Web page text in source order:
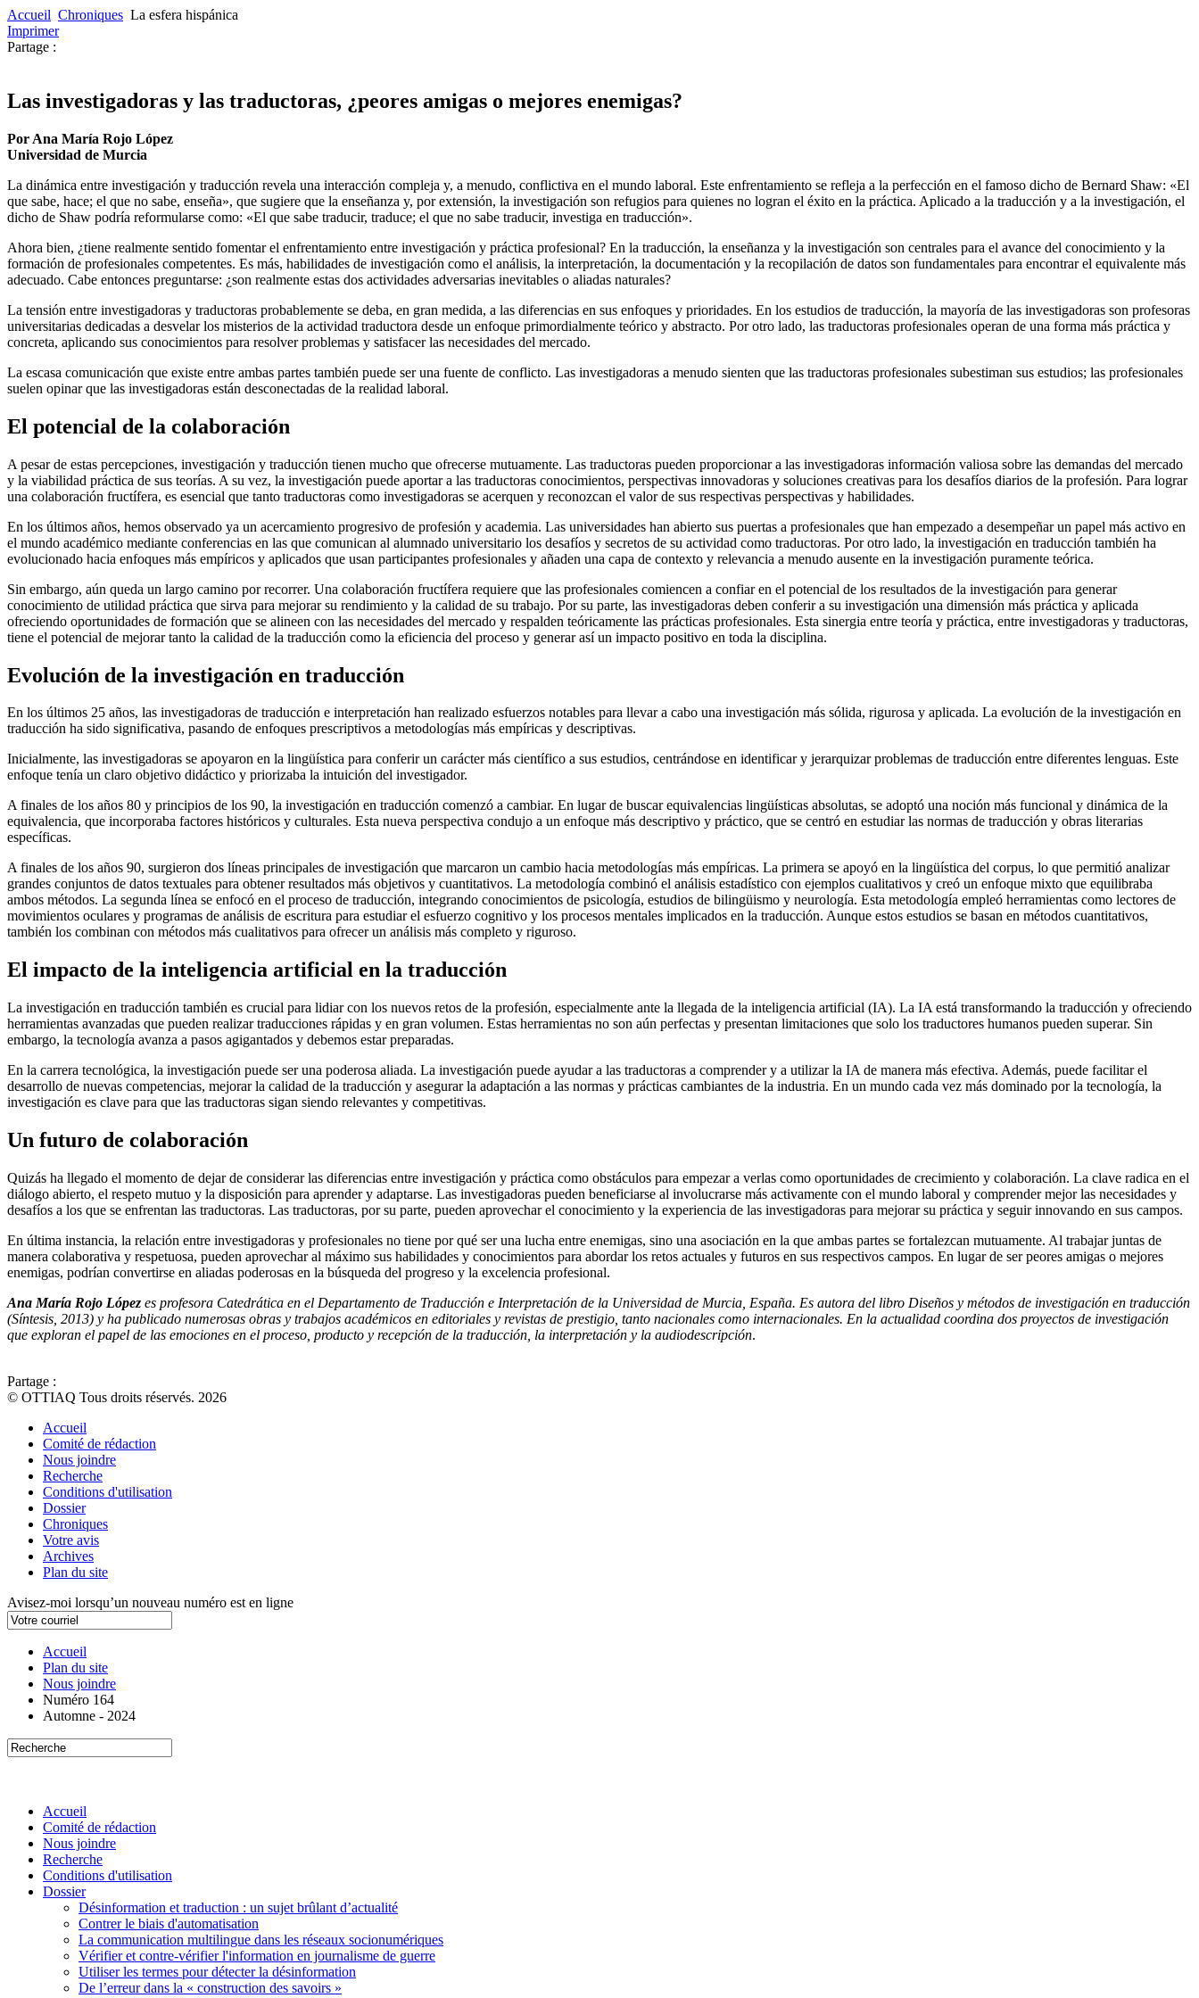
Accueil Chroniques La esfera hispánica
Imprimer
Partage :
Las investigadoras y las traductoras, ¿peores amigas o mejores enemigas?
Por Ana María Rojo López
Universidad de Murcia
La dinámica entre investigación y traducción revela una interacción compleja y, a menudo, conflictiva en el mundo laboral. Este enfrentamiento se refleja a la perfección en el famoso dicho de Bernard Shaw: «El
que sabe, hace; el que no sabe, enseña», que sugiere que la enseñanza y, por extensión, la investigación son refugios para quienes no logran el éxito en la práctica. Aplicado a la traducción y a la investigación, el
dicho de Shaw podría reformularse como: «El que sabe traducir, traduce; el que no sabe traducir, investiga en traducción».
Ahora bien, ¿tiene realmente sentido fomentar el enfrentamiento entre investigación y práctica profesional? En la traducción, la enseñanza y la investigación son centrales para el avance del conocimiento y la
formación de profesionales competentes. Es más, habilidades de investigación como el análisis, la interpretación, la documentación y la recopilación de datos son fundamentales para encontrar el equivalente más
adecuado. Cabe entonces preguntarse: ¿son realmente estas dos actividades adversarias inevitables o aliadas naturales?
La tensión entre investigadoras y traductoras probablemente se deba, en gran medida, a las diferencias en sus enfoques y prioridades. En los estudios de traducción, la mayoría de las investigadoras son profesoras
universitarias dedicadas a desvelar los misterios de la actividad traductora desde un enfoque primordialmente teórico y abstracto. Por otro lado, las traductoras profesionales operan de una forma más práctica y
concreta, aplicando sus conocimientos para resolver problemas y satisfacer las necesidades del mercado.
La escasa comunicación que existe entre ambas partes también puede ser una fuente de conflicto. Las investigadoras a menudo sienten que las traductoras profesionales subestiman sus estudios; las profesionales
suelen opinar que las investigadoras están desconectadas de la realidad laboral.
El potencial de la colaboración
A pesar de estas percepciones, investigación y traducción tienen mucho que ofrecerse mutuamente. Las traductoras pueden proporcionar a las investigadoras información valiosa sobre las demandas del mercado
y la viabilidad práctica de sus teorías. A su vez, la investigación puede aportar a las traductoras conocimientos, perspectivas innovadoras y soluciones creativas para los desafíos diarios de la profesión. Para lograr
una colaboración fructífera, es esencial que tanto traductoras como investigadoras se acerquen y reconozcan el valor de sus respectivas perspectivas y habilidades.
En los últimos años, hemos observado ya un acercamiento progresivo de profesión y academia. Las universidades han abierto sus puertas a profesionales que han empezado a desempeñar un papel más activo en
el mundo académico mediante conferencias en las que comunican al alumnado universitario los desafíos y secretos de su actividad como traductoras. Por otro lado, la investigación en traducción también ha
evolucionado hacia enfoques más empíricos y aplicados que usan participantes profesionales y añaden una capa de contexto y relevancia a menudo ausente en la investigación puramente teórica.
Sin embargo, aún queda un largo camino por recorrer. Una colaboración fructífera requiere que las profesionales comiencen a confiar en el potencial de los resultados de la investigación para generar
conocimiento de utilidad práctica que sirva para mejorar su rendimiento y la calidad de su trabajo. Por su parte, las investigadoras deben conferir a su investigación una dimensión más práctica y aplicada
ofreciendo oportunidades de formación que se alineen con las necesidades del mercado y respalden teóricamente las prácticas profesionales. Esta sinergia entre teoría y práctica, entre investigadoras y traductoras,
tiene el potencial de mejorar tanto la calidad de la traducción como la eficiencia del proceso y generar así un impacto positivo en toda la disciplina.
Evolución de la investigación en traducción
En los últimos 25 años, las investigadoras de traducción e interpretación han realizado esfuerzos notables para llevar a cabo una investigación más sólida, rigurosa y aplicada. La evolución de la investigación en
traducción ha sido significativa, pasando de enfoques prescriptivos a metodologías más empíricas y descriptivas.
Inicialmente, las investigadoras se apoyaron en la lingüística para conferir un carácter más científico a sus estudios, centrándose en identificar y jerarquizar problemas de traducción entre diferentes lenguas. Este
enfoque tenía un claro objetivo didáctico y priorizaba la intuición del investigador.
A finales de los años 80 y principios de los 90, la investigación en traducción comenzó a cambiar. En lugar de buscar equivalencias lingüísticas absolutas, se adoptó una noción más funcional y dinámica de la
equivalencia, que incorporaba factores históricos y culturales. Esta nueva perspectiva condujo a un enfoque más descriptivo y práctico, que se centró en estudiar las normas de traducción y obras literarias
específicas.
A finales de los años 90, surgieron dos líneas principales de investigación que marcaron un cambio hacia metodologías más empíricas. La primera se apoyó en la lingüística del corpus, lo que permitió analizar
grandes conjuntos de datos textuales para obtener resultados más objetivos y cuantitativos. La metodología combinó el análisis estadístico con ejemplos cualitativos y creó un enfoque mixto que equilibraba
ambos métodos. La segunda línea se enfocó en el proceso de traducción, integrando conocimientos de psicología, estudios de bilingüismo y neurología. Esta metodología empleó herramientas como lectores de
movimientos oculares y programas de análisis de escritura para estudiar el esfuerzo cognitivo y los procesos mentales implicados en la traducción. Aunque estos estudios se basan en métodos cuantitativos,
también los combinan con métodos más cualitativos para ofrecer un análisis más completo y riguroso.
El impacto de la inteligencia artificial en la traducción
La investigación en traducción también es crucial para lidiar con los nuevos retos de la profesión, especialmente ante la llegada de la inteligencia artificial (IA). La IA está transformando la traducción y ofreciendo
herramientas avanzadas que pueden realizar traducciones rápidas y en gran volumen. Estas herramientas no son aún perfectas y presentan limitaciones que solo los traductores humanos pueden superar. Sin
embargo, la tecnología avanza a pasos agigantados y debemos estar preparadas.
En la carrera tecnológica, la investigación puede ser una poderosa aliada. La investigación puede ayudar a las traductoras a comprender y a utilizar la IA de manera más efectiva. Además, puede facilitar el
desarrollo de nuevas competencias, mejorar la calidad de la traducción y asegurar la adaptación a las normas y prácticas cambiantes de la industria. En un mundo cada vez más dominado por la tecnología, la
investigación es clave para que las traductoras sigan siendo relevantes y competitivas.
Un futuro de colaboración
Quizás ha llegado el momento de dejar de considerar las diferencias entre investigación y práctica como obstáculos para empezar a verlas como oportunidades de crecimiento y colaboración. La clave radica en el
diálogo abierto, el respeto mutuo y la disposición para aprender y adaptarse. Las investigadoras pueden beneficiarse al involucrarse más activamente con el mundo laboral y comprender mejor las necesidades y
desafíos a los que se enfrentan las traductoras. Las traductoras, por su parte, pueden aprovechar el conocimiento y la experiencia de las investigadoras para mejorar su práctica y seguir innovando en sus campos.
En última instancia, la relación entre investigadoras y profesionales no tiene por qué ser una lucha entre enemigas, sino una asociación en la que ambas partes se fortalezcan mutuamente. Al trabajar juntas de
manera colaborativa y respetuosa, pueden aprovechar al máximo sus habilidades y conocimientos para abordar los retos actuales y futuros en sus respectivos campos. En lugar de ser peores amigas o mejores
enemigas, podrían convertirse en aliadas poderosas en la búsqueda del progreso y la excelencia profesional.
Ana María Rojo López es profesora Catedrática en el Departamento de Traducción e Interpretación de la Universidad de Murcia, España. Es autora del libro Diseños y métodos de investigación en traducción
(Síntesis, 2013) y ha publicado numerosas obras y trabajos académicos en editoriales y revistas de prestigio, tanto nacionales como internacionales. En la actualidad coordina dos proyectos de investigación
que exploran el papel de las emociones en el proceso, producto y recepción de la traducción, la interpretación y la audiodescripción.
Partage :
© OTTIAQ Tous droits réservés. 2026
Accueil
Comité de rédaction
Nous joindre
Recherche
Conditions d'utilisation
Dossier
Chroniques
Votre avis
Archives
Plan du site
Avisez-moi lorsqu’un nouveau numéro est en ligne
Accueil
Plan du site
Nous joindre
Numéro 164
Automne - 2024
Accueil
Comité de rédaction
Nous joindre
Recherche
Conditions d'utilisation
Dossier
Désinformation et traduction : un sujet brûlant d’actualité
Contrer le biais d'automatisation
La communication multilingue dans les réseaux socionumériques
Vérifier et contre-vérifier l'information en journalisme de guerre
Utiliser les termes pour détecter la désinformation
De l’erreur dans la « construction des savoirs »